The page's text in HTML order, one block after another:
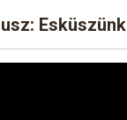
Esküszünk